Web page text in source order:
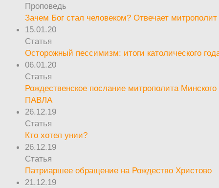
Проповедь
Зачем Бог стал человеком? Отвечает
15.01.20
Статья
Осторожный пессимизм: итоги католического
06.01.20
Статья
Рождественское послание митрополита Минского
ПАВЛА
26.12.19
Статья
Кто хотел унии?
26.12.19
Статья
Патриаршее обращение на Рождество Христово
21.12.19